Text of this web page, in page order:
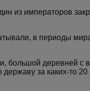
из императоров
в периоды
большой деревней с
за каких-то